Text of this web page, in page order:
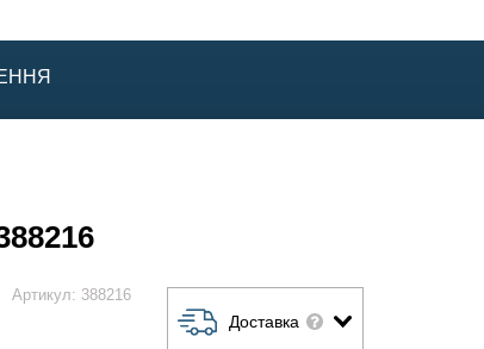
Артикул: 388216
Доставка